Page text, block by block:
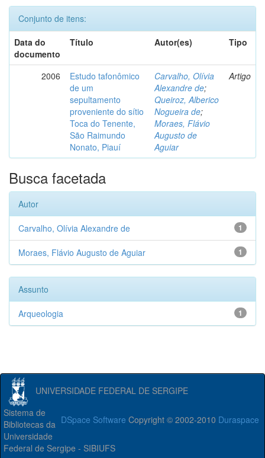
Conjunto de itens:
Data do
documento
Título Autor(es) Tipo
2006
Estudo tafonômico
de um
sepultamento
proveniente do sítio
Toca do Tenente,
São Raimundo
Nonato, Piauí
Carvalho, Olívia
Alexandre de;
Queiroz, Alberico
Nogueira de;
Moraes, Flávio
Augusto de
Aguiar
Artigo
Busca facetada
Autor
1
Carvalho, Olívia Alexandre de
1
Moraes, Flávio Augusto de Aguiar
Assunto
1
Arqueologia
UNIVERSIDADE FEDERAL DE SERGIPE
DSpace Software Copyright © 2002-2010 Duraspace
Sistema de
Bibliotecas da
Universidade
Federal de Sergipe - SIBIUFS